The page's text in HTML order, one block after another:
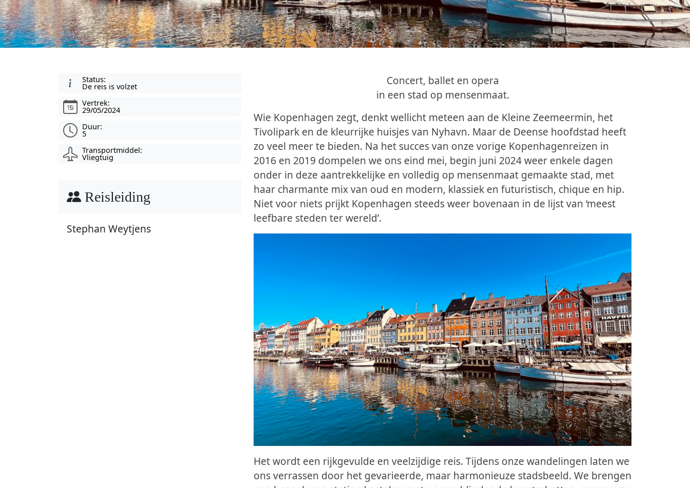
Status:
De reis is volzet
Vertrek:
29/05/2024
Duur:
5
Transportmiddel:
Vliegtuig
Reisleiding
Stephan Weytjens
Concert, ballet en opera
in een stad op mensenmaat.
Wie Kopenhagen zegt, denkt wellicht meteen aan de Kleine Zeemeermin, het
Tivolipark en de kleurrijke huisjes van Nyhavn. Maar de Deense hoofdstad heeft
zo veel meer te bieden. Na het succes van onze vorige Kopenhagenreizen in
2016 en 2019 dompelen we ons eind mei, begin juni 2024 weer enkele dagen
onder in deze aantrekkelijke en volledig op mensenmaat gemaakte stad, met
haar charmante mix van oud en modern, klassiek en futuristisch, chique en hip.
Niet voor niets prijkt Kopenhagen steeds weer bovenaan in de lijst van ‘meest
leefbare steden ter wereld’.
Het wordt een rijkgevulde en veelzijdige reis. Tijdens onze wandelingen laten we
ons verrassen door het gevarieerde, maar harmonieuze stadsbeeld. We brengen